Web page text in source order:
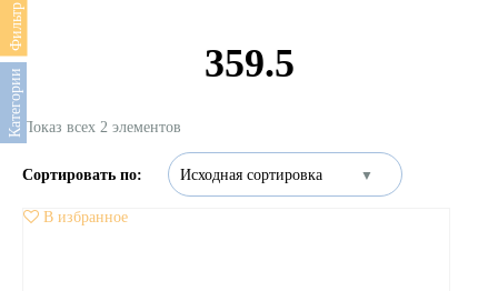
Фильтр
Категории
359.5
Показ всех 2 элементов
В избранное